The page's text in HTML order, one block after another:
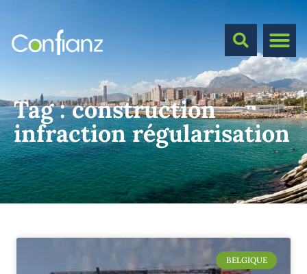
Tag :construction
infraction régularisation
BELGIQUE